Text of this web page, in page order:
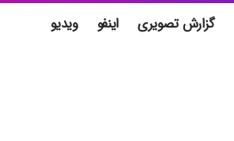
گزارش تصویری اینفو ویدیو